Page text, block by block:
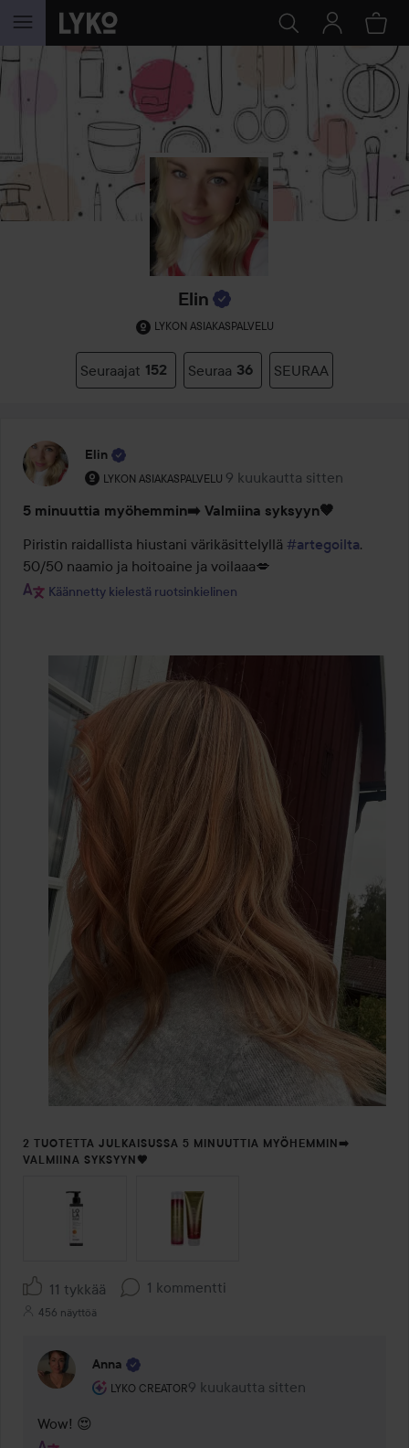
SIIRTYÄ JHK SISÄLTÖÖN
Elin
LYKON ASIAKASPALVELU
Seuraajat 152 Seuraa 36 SEURAA
Elin
LYKON ASIAKASPALVELU
Käyttäjän rooli: Lykon asiakaspalvelu .
9 kuukautta sitten
Viesti luotiin 9 kuukautta
5 minuuttia myöhemmin➡️ Valmiina syksyyn🤎
Piristin raidallista hiustani värikäsittelyllä #artegoilta.
50/50 naamio ja hoitoaine ja voilaaa💋
Käännetty kielestä ruotsinkielinen
2 TUOTETTA JULKAISUSSA 5 MINUUTTIA MYÖHEMMIN➡️
VALMIINA SYKSYYN🤎
OHITA OSIO
11 tykkää 1 kommentti
456 näyttöä
Anna
LYKO CREATOR
Käyttäjän rooli: Lyko Creator.
9 kuukautta sitten
Kommentti lisättiin 9 kuukautta
Wow! 😍